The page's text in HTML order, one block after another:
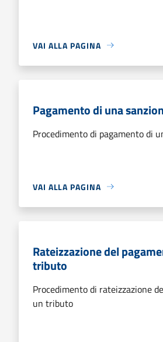
VAI ALLA PAGINA
Pagamento di una
Procedimento di pagamento di
VAI ALLA PAGINA
Rateizzazione del
tributo
Procedimento di rateizzazione
un tributo